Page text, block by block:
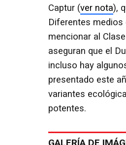
Captur (ver nota),
Diferentes
mencionar al
aseguran que el
incluso hay
presentado este
variantes
potentes.